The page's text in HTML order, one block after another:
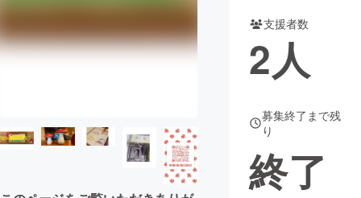
CAMPFIRE for Social Good
CAMPFIRE Creation
CAMPFIREふるさと納税machi-ya コミュニティ
支援者数
2人
募集終了まで残
り
終了